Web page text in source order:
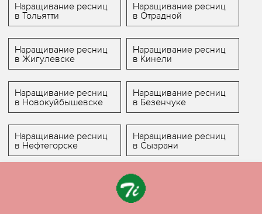
Наращивание ресниц
в Тольятти
Наращивание ресниц
в Отрадной
Наращивание ресниц
в Жигулевске
Наращивание ресниц
в Кинели
Наращивание ресниц
в Новокуйбышевске
Наращивание ресниц
в Безенчуке
Наращивание ресниц
в Нефтегорске
Наращивание ресниц
в Сызрани